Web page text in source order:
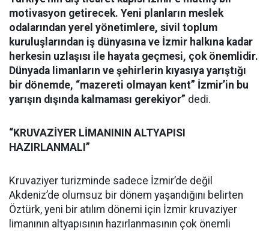
motivasyon getirecek. Yeni planların meslek
odalarından yerel yönetimlere, sivil toplum
kuruluşlarından iş dünyasına ve İzmir halkına kadar
herkesin uzlaşısı ile hayata geçmesi, çok önemlidir.
Dünyada limanların ve şehirlerin kıyasıya yarıştığı
bir dönemde, “mazereti olmayan kent” İzmir’in bu
yarışın dışında kalmaması gerekiyor” dedi.
“KRUVAZİYER LİMANININ ALTYAPISI
HAZIRLANMALI”
Kruvaziyer turizminde sadece İzmir’de değil
Akdeniz’de olumsuz bir dönem yaşandığını belirten
Öztürk, yeni bir atılım dönemi için İzmir kruvaziyer
limanının altyapısının hazırlanmasının çok önemli